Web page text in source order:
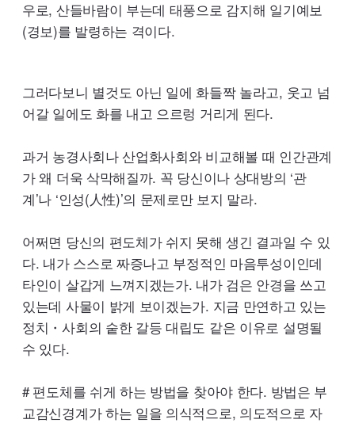
우로, 산들바람이 부는데 태풍으로 감지해 일기예보
(경보)를 발령하는 격이다.
그러다보니 별것도 아닌 일에 화들짝 놀라고, 웃고 넘
어갈 일에도 화를 내고 으르렁 거리게 된다.
과거 농경사회나 산업화사회와 비교해볼 때 인간관계
가 왜 더욱 삭막해질까. 꼭 당신이나 상대방의 ‘관
계’나 ‘인성(人性)’의 문제로만 보지 말라.
어쩌면 당신의 편도체가 쉬지 못해 생긴 결과일 수 있
다. 내가 스스로 짜증나고 부정적인 마음투성이인데
타인이 살갑게 느껴지겠는가. 내가 검은 안경을 쓰고
있는데 사물이 밝게 보이겠는가. 지금 만연하고 있는
정치・사회의 숱한 갈등 대립도 같은 이유로 설명될
수 있다.
# 편도체를 쉬게 하는 방법을 찾아야 한다. 방법은 부
교감신경계가 하는 일을 의식적으로, 의도적으로 자